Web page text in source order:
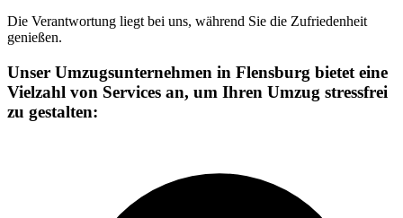
Die Verantwortung liegt bei uns, während Sie die Zufriedenheit
genießen.
Unser Umzugsunternehmen in Flensburg bietet eine
Vielzahl von Services an, um Ihren Umzug stressfrei
zu gestalten: